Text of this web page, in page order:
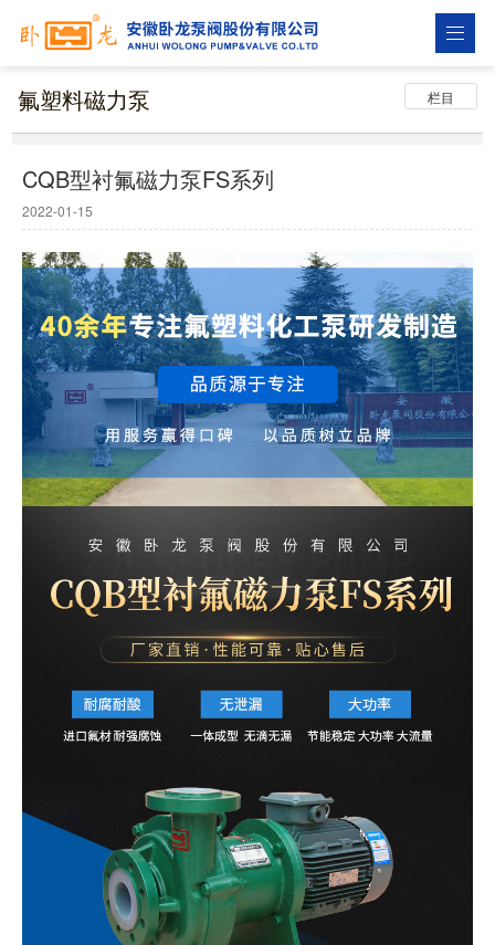
栏目
氟塑料磁力泵
CQB型衬氟磁力泵FS系列
2022-01-15